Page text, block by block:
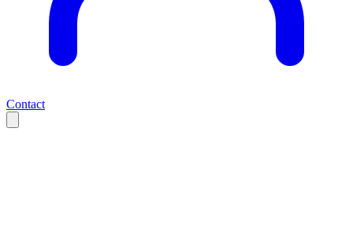
Contact